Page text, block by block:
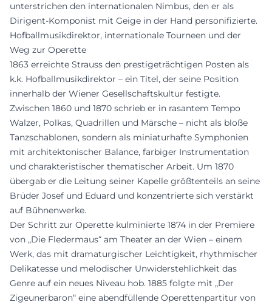
unterstrichen den internationalen Nimbus, den er als
Dirigent-Komponist mit Geige in der Hand personifizierte.
Hofballmusikdirektor, internationale Tourneen und der
Weg zur Operette
1863 erreichte Strauss den prestigeträchtigen Posten als
k.k. Hofballmusikdirektor – ein Titel, der seine Position
innerhalb der Wiener Gesellschaftskultur festigte.
Zwischen 1860 und 1870 schrieb er in rasantem Tempo
Walzer, Polkas, Quadrillen und Märsche – nicht als bloße
Tanzschablonen, sondern als miniaturhafte Symphonien
mit architektonischer Balance, farbiger Instrumentation
und charakteristischer thematischer Arbeit. Um 1870
übergab er die Leitung seiner Kapelle größtenteils an seine
Brüder Josef und Eduard und konzentrierte sich verstärkt
auf Bühnenwerke.
Der Schritt zur Operette kulminierte 1874 in der Premiere
von „Die Fledermaus“ am Theater an der Wien – einem
Werk, das mit dramaturgischer Leichtigkeit, rhythmischer
Delikatesse und melodischer Unwiderstehlichkeit das
Genre auf ein neues Niveau hob. 1885 folgte mit „Der
Zigeunerbaron“ eine abendfüllende Operettenpartitur von